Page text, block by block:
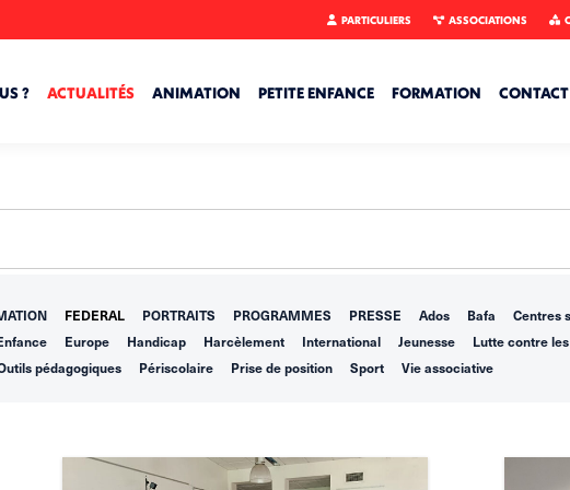
PARTICULIERS ASSOCIATIONS
? ACTUALITÉS ANIMATION PETITE ENFANCE FORMATION CONTACT
FEDERAL PORTRAITS PROGRAMMES PRESSE Ados Bafa Centres
Europe Handicap Harcèlement International Jeunesse Lutte contre
pédagogiques
Périscolaire Prise de position Sport Vie associative